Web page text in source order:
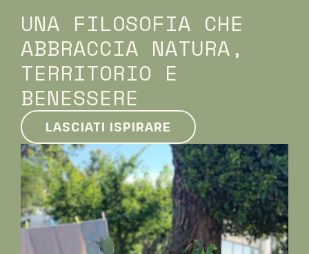
UNA FILOSOFIA CHE
ABBRACCIA NATURA,
TERRITORIO E
BENESSERE
LASCIATI ISPIRARE